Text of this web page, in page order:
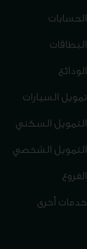
الحسابات
البطاقات
الودائع
تمويل السيارات
التمويل السكني
التمويل الشخصي
الفروع
خدمات أخرى